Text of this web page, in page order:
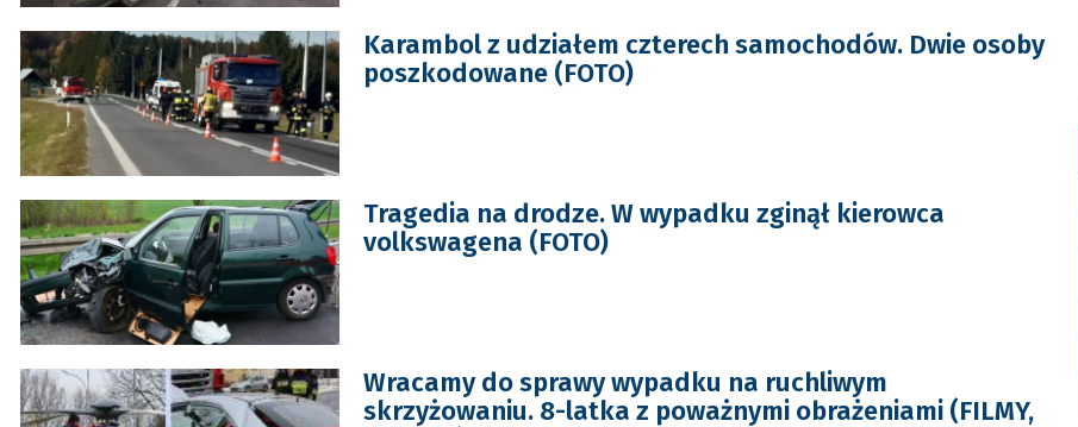
Karambol z udziałem czterech samochodów. Dwie osoby
poszkodowane (FOTO)
Tragedia na drodze. W wypadku zginął kierowca
volkswagena (FOTO)
Wracamy do sprawy wypadku na ruchliwym
skrzyżowaniu. 8-latka z poważnymi obrażeniami (FILMY,